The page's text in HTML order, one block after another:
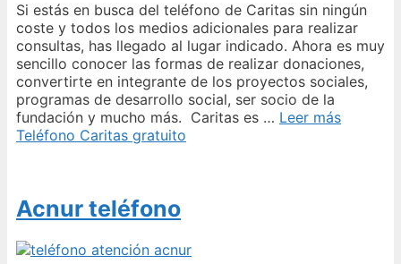
Si estás en busca del teléfono de Caritas sin ningún
coste y todos los medios adicionales para realizar
consultas, has llegado al lugar indicado. Ahora es muy
sencillo conocer las formas de realizar donaciones,
convertirte en integrante de los proyectos sociales,
programas de desarrollo social, ser socio de la
fundación y mucho más. Caritas es … Leer más
Teléfono Caritas gratuito
Acnur teléfono